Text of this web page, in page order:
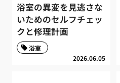
浴室の異変を見逃さな
いためのセルフチェッ
クと修理計画
2026.06.05
浴室